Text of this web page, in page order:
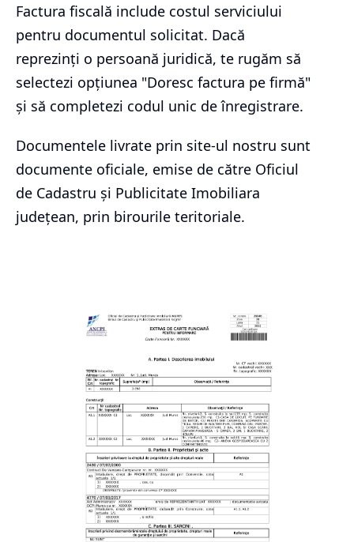
Factura fiscală include costul serviciului
pentru documentul solicitat. Dacă
reprezinți o persoană juridică, te rugăm să
selectezi opțiunea "Doresc factura pe firmă"
și să completezi codul unic de înregistrare.
Documentele livrate prin site-ul nostru sunt
documente oficiale, emise de către Oficiul
de Cadastru și Publicitate Imobiliara
județean, prin birourile teritoriale.